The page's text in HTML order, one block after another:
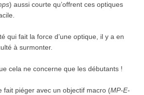
) aussi courte qu’offrent ces optiques
qui fait la force d’une optique, il y a en
à surmonter.
cela ne concerne que les débutants !
fait piéger avec un objectif macro (MP-E-